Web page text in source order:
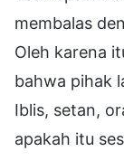
membalas
Oleh karena
bahwa pihak
Iblis, setan,
apakah itu